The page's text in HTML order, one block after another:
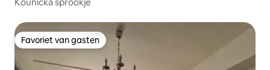
Favoriet van gasten
Favoriet van gasten